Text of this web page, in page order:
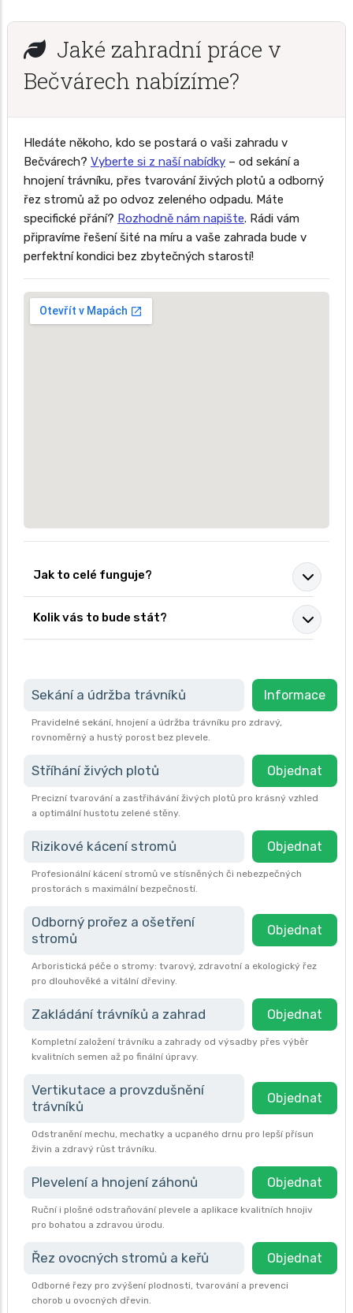
Jaké zahradní práce v
Bečvárech nabízíme?
Hledáte někoho, kdo se postará o vaši zahradu v
Bečvárech? Vyberte si z naší nabídky – od sekání a
hnojení trávníku, přes tvarování živých plotů a odborný
řez stromů až po odvoz zeleného odpadu. Máte
specifické přání? Rozhodně nám napište. Rádi vám
připravíme řešení šité na míru a vaše zahrada bude v
perfektní kondici bez zbytečných starostí!
Jak to celé funguje?
Kolik vás to bude stát?
Sekání a údržba trávníků Informace
Pravidelné sekání, hnojení a údržba trávníku pro zdravý,
rovnoměrný a hustý porost bez plevele.
Stříhání živých plotů Objednat
Precizní tvarování a zastřihávání živých plotů pro krásný vzhled
a optimální hustotu zelené stěny.
Rizikové kácení stromů Objednat
Profesionální kácení stromů ve stísněných či nebezpečných
prostorách s maximální bezpečností.
Odborný prořez a ošetření
stromů
Objednat
Arboristická péče o stromy: tvarový, zdravotní a ekologický řez
pro dlouhověké a vitální dřeviny.
Zakládání trávníků a zahrad Objednat
Kompletní založení trávníku a zahrady od výsadby přes výběr
kvalitních semen až po finální úpravy.
Vertikutace a provzdušnění
trávníků
Objednat
Odstranění mechu, mechatky a ucpaného drnu pro lepší přísun
živin a zdravý růst trávníku.
Plevelení a hnojení záhonů Objednat
Ruční i plošné odstraňování plevele a aplikace kvalitních hnojiv
pro bohatou a zdravou úrodu.
Řez ovocných stromů a keřů Objednat
Odborné řezy pro zvýšení plodnosti, tvarování a prevenci
chorob u ovocných dřevin.